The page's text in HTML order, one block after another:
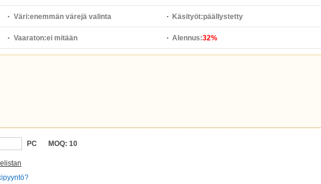
Väri:enemmän värejä valinta Käsityöt:päällystetty
Vaaraton:ei mitään Alennus:32%
PC MOQ: 10